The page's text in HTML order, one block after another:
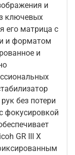
и
его матрица с
и форматом
и
без потери
фокусировкой